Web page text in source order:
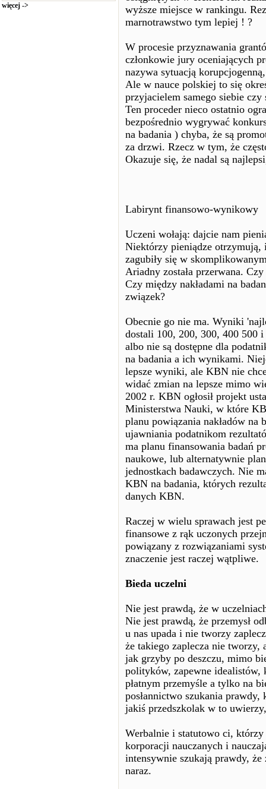
więcej ->
wyższe miejsce w rankingu.
marnotrawstwo tym lepiej ! ?
W procesie przyznawania
członkowie jury oceniających
nazywa sytuacją
Ale w nauce polskiej to się
przyjacielem samego siebie
Ten proceder nieco ostatnio
bezpośrednio wygrywać
na badania ) chyba, że są
za drzwi. Rzecz w tym, że
Okazuje się, że nadal są
Labirynt finansowo-wynikowy
Uczeni wołają: dajcie nam
Niektórzy pieniądze otrzymują,
zagubiły się w
Ariadny została przerwana.
Czy między nakładami na
związek?
Obecnie go nie ma. Wyniki
dostali 100, 200, 300, 400 500
albo nie są dostępne dla
na badania a ich wynikami.
lepsze wyniki, ale KBN nie
widać zmian na lepsze mimo
2002 r. KBN ogłosił projekt
Ministerstwa Nauki, w które
planu powiązania nakładów na
ujawniania podatnikom
ma planu finansowania badań
naukowe, lub alternatywnie
jednostkach badawczych. Nie
KBN na badania, których
danych KBN.
Raczej w wielu sprawach jest
finansowe z rąk uczonych
powiązany z rozwiązaniami
znaczenie jest raczej wątpliwe.
Bieda uczelni
Nie jest prawdą, że w
Nie jest prawdą, że przemysł
u nas upada i nie tworzy
że takiego zaplecza nie tworzy,
jak grzyby po deszczu, mimo
polityków, zapewne
płatnym przemyśle a tylko na
posłannictwo szukania
jakiś przedszkolak w to
Werbalnie i statutowo ci, którzy
korporacji nauczanych i
intensywnie szukają prawdy,
naraz.